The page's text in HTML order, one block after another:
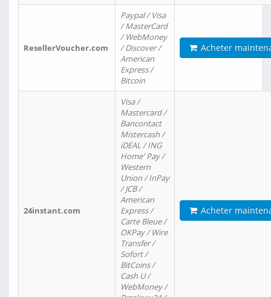
ResellerVoucher.com
Paypal / Visa
/ MasterCard
/ WebMoney
/ Discover /
American
Express /
Bitcoin
Acheter
24instant.com
Visa /
Mastercard /
Bancontact
Mistercash /
iDEAL / ING
Home' Pay /
Western
Union / InPay
/ JCB /
American
Express /
Carte Bleue /
OKPay / Wire
Transfer /
Sofort /
BitCoins /
Cash U /
WebMoney /
Acheter